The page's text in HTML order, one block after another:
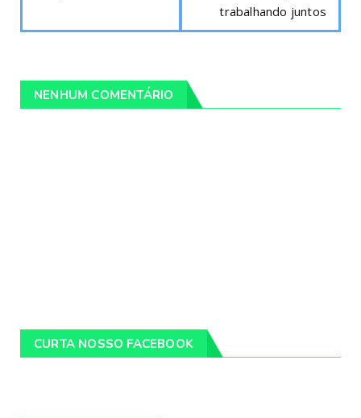
trabalhando juntos
NENHUM COMENTÁRIO
CURTA NOSSO FACEBOOK